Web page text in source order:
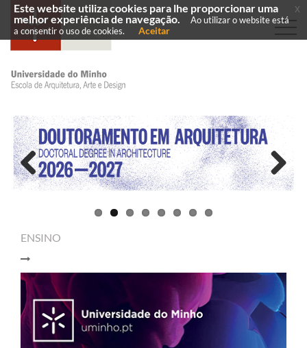
Previous Next
ENSINO
Este website utiliza cookies para lhe proporcionar uma
melhor experiência de navegação.
Ao utilizar o website está
a consentir o uso de cookies.
Aceitar
x